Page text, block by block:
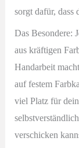
sorgt dafür, dass
Das Besondere:
aus kräftigen
Handarbeit
auf festem
viel Platz für
verschicken